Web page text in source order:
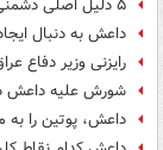
۵ دلیل اصلی دشمنی عربستان با حزب الله
داعش به دنبال
رایزنی وزیر دفاع
شورش علیه داعش
داعش، پوتین را به